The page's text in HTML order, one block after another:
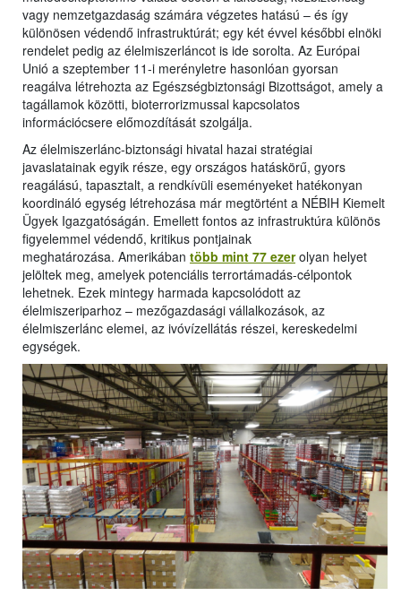
vagy nemzetgazdaság számára végzetes hatású – és így
különösen védendő infrastruktúrát; egy két évvel későbbi elnöki
rendelet pedig az élelmiszerláncot is ide sorolta. Az Európai
Unió a szeptember 11-i merényletre hasonlóan gyorsan
reagálva létrehozta az Egészségbiztonsági Bizottságot, amely a
tagállamok közötti, bioterrorizmussal kapcsolatos
információcsere előmozdítását szolgálja.
Az élelmiszerlánc-biztonsági hivatal hazai stratégiai
javaslatainak egyik része, egy országos hatáskörű, gyors
reagálású, tapasztalt, a rendkívüli eseményeket hatékonyan
koordináló egység létrehozása már megtörtént a NÉBIH Kiemelt
Ügyek Igazgatóságán. Emellett fontos az infrastruktúra különös
figyelemmel védendő, kritikus pontjainak
meghatározása. Amerikában több mint 77 ezerolyan helyet
jelöltek meg, amelyek potenciális terrortámadás-célpontok
lehetnek. Ezek mintegy harmada kapcsolódott az
élelmiszeriparhoz – mezőgazdasági vállalkozások, az
élelmiszerlánc elemei, az ivóvízellátás részei, kereskedelmi
egységek.